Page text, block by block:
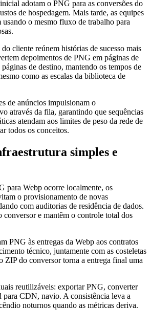
adotam o PNG para as conversões do
de hospedagem. Mais tarde, as equipes
o mesmo fluxo de trabalho para
do cliente reúnem histórias de sucesso mais
depoimentos de PNG em páginas de
de destino, mantendo os tempos de
como as escalas da biblioteca de
de anúncios impulsionam o
através da fila, garantindo que sequências
atendam aos limites de peso da rede de
todos os conceitos.
simples e
para Webp ocorre localmente, os
o provisionamento de novas
com auditorias de residência de dados.
conversor e mantêm o controle total dos
PNG às entregas da Webp aos contratos
técnico, juntamente com as costeletas
ZIP do conversor torna a entrega final uma
reutilizáveis: exportar PNG, converter
CDN, navio. A consistência leva a
noturnos quando as métricas deriva.